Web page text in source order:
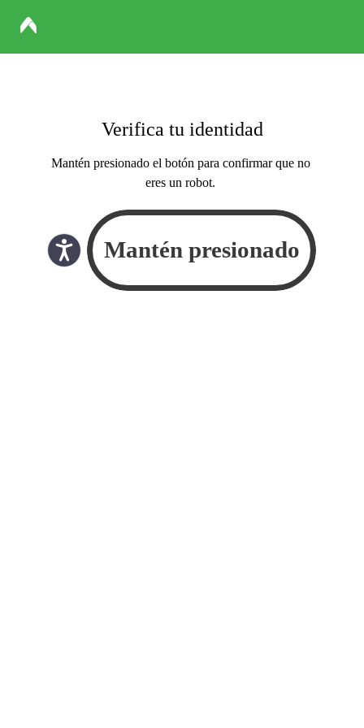
Verifica tu identidad
Mantén presionado el botón para confirmar que no
eres un robot.